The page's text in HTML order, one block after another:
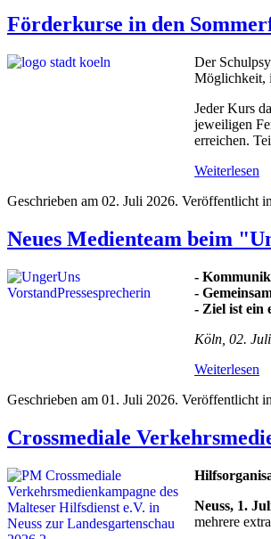
Förderkurse in den
Der
Möglichkeit,
Jeder Kurs
jeweiligen
erreichen.
Weiterlesen
Geschrieben am 02. Juli 2026. Veröffentlicht in
Neues Medienteam beim
-
-
- Ziel ist ein
Köln, 02.
Weiterlesen
Geschrieben am 01. Juli 2026. Veröffentlicht in
Crossmediale
Neuss, 1.
mehrere